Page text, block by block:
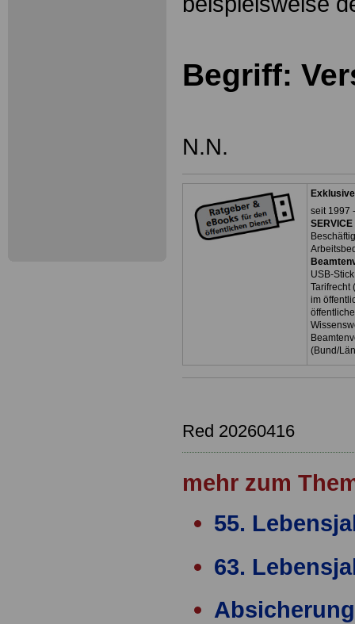
Begriff:
N.N.
seit 1997
USB-
Tarifrecht
im
(Bund/
Red 20260416
mehr zum
55.
63.